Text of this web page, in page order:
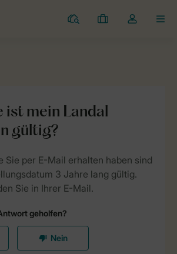
Campingplätze
Meine
Dropdown-